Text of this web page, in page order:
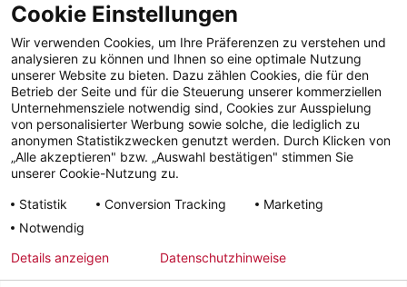
Impressum AGB Datenschutz Lieferfristen
Facebook YouTube LinkedIn
Instagram
Cookie Einstellungen
Wir verwenden Cookies, um Ihre Präferenzen zu verstehen und
analysieren zu können und Ihnen so eine optimale Nutzung
unserer Website zu bieten. Dazu zählen Cookies, die für den
Betrieb der Seite und für die Steuerung unserer kommerziellen
Unternehmensziele notwendig sind, Cookies zur Ausspielung
von personalisierter Werbung sowie solche, die lediglich zu
anonymen Statistikzwecken genutzt werden. Durch Klicken von
„Alle akzeptieren" bzw. „Auswahl bestätigen" stimmen Sie
unserer Cookie-Nutzung zu.
Statistik
Conversion Tracking
Marketing
Notwendig
Details anzeigen
Datenschutzhinweise